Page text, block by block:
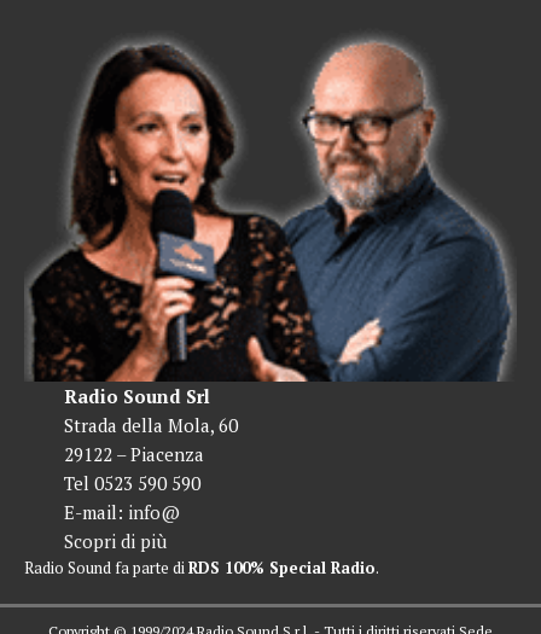
Radio Sound Srl
Strada della Mola, 60
29122 – Piacenza
Tel 0523 590 590
E-mail: info@
Scopri di più
Radio Sound fa parte diRDS 100% Special Radio.